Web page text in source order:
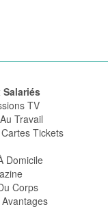
Salariés
TV
Travail
Tickets
Domicile
Corps